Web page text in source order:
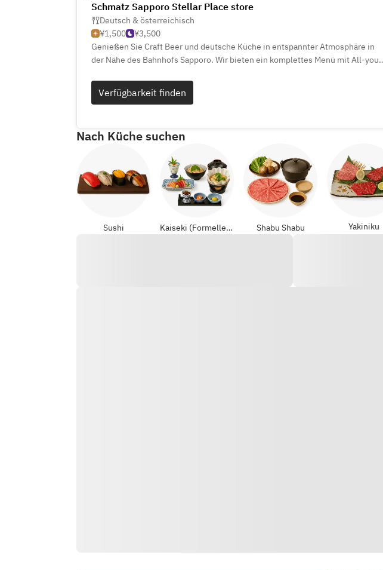
Schmatz Sapporo Stellar Place store
Deutsch & österreichisch
¥1,500
¥3,500
Genießen Sie Craft Beer und deutsche Küche in entspannter Atmosphäre in
der Nähe des Bahnhofs Sapporo. Wir bieten ein komplettes Menü mit All-you-
Veranstaltungen aus!
Verfügbarkeit finden
Nach Küche suchen
Sushi Kaiseki (Formelle Japanisch) Shabu Shabu Yakiniku